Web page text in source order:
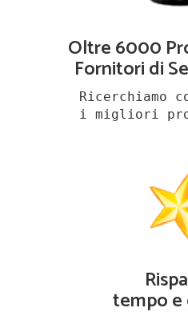
Oltre 6000
Fornitori di
Ricerchiamo
i migliori
tempo e